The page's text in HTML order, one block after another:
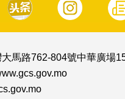
馬路762-804號中華廣場